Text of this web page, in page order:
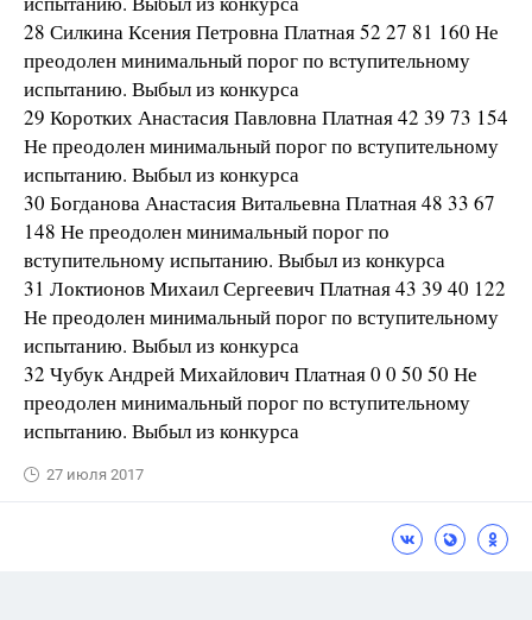
28 Силкина Ксения Петровна Платная 52 27 81 160 Не
преодолен минимальный порог по вступительному
испытанию. Выбыл из конкурса
29 Коротких Анастасия Павловна Платная 42 39 73 154
Не преодолен минимальный порог по вступительному
испытанию. Выбыл из конкурса
30 Богданова Анастасия Витальевна Платная 48 33 67
148 Не преодолен минимальный порог по
вступительному испытанию. Выбыл из конкурса
31 Локтионов Михаил Сергеевич Платная 43 39 40 122
Не преодолен минимальный порог по вступительному
испытанию. Выбыл из конкурса
32 Чубук Андрей Михайлович Платная 0 0 50 50 Не
преодолен минимальный порог по вступительному
испытанию. Выбыл из конкурса
27 июля 2017